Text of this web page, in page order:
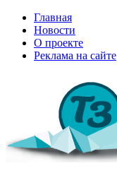
Главная
Новости
О проекте
Реклама на сайте